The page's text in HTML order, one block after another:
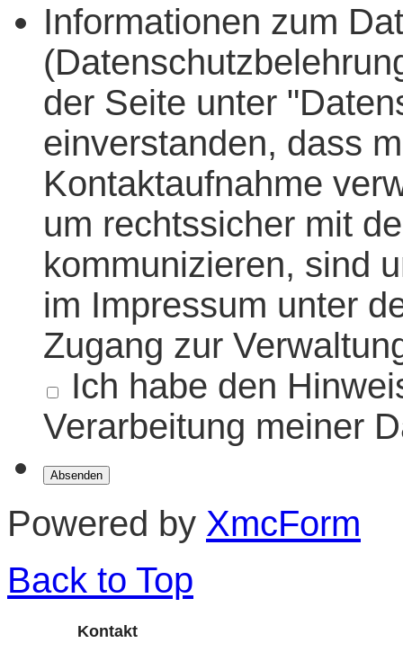
Informationen zum
der Seite unter
einverstanden, dass
Kontaktaufnahme
um rechtssicher mit
kommunizieren, sind
im Impressum unter
Zugang zur
Ich habe den
Verarbeitung meiner
Powered by XmcForm
Back to Top
Kontakt